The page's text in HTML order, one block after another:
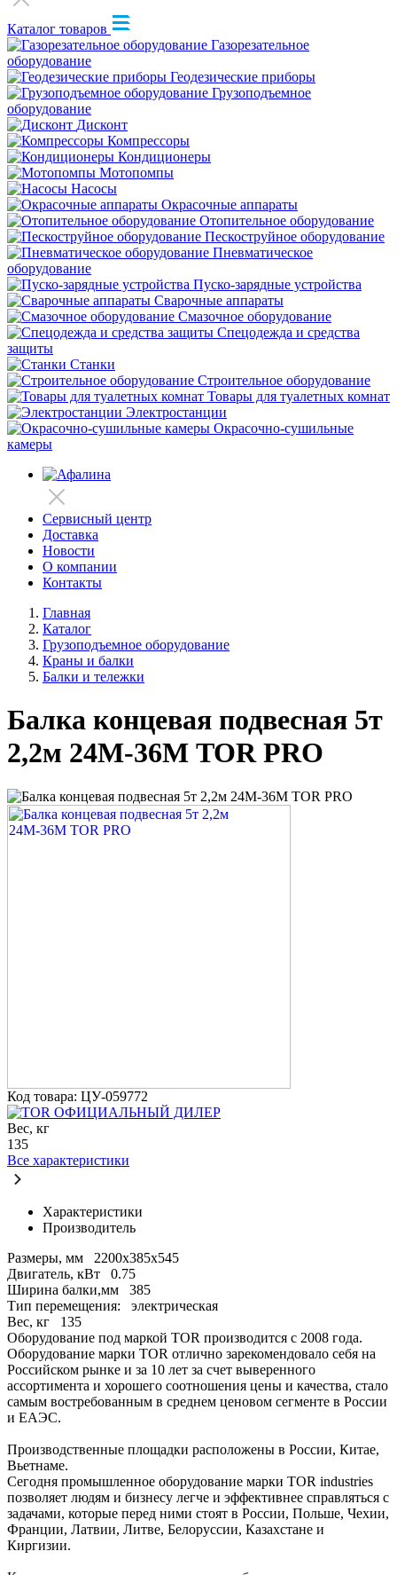
Каталог товаров
Газорезательное
оборудование
Геодезические приборы
Грузоподъемное
оборудование
Дисконт
Компрессоры
Кондиционеры
Мотопомпы
Насосы
Окрасочные аппараты
Отопительное оборудование
Пескоструйное оборудование
Пневматическое
оборудование
Пуско-зарядные устройства
Сварочные аппараты
Смазочное оборудование
Спецодежда и средства
защиты
Станки
Строительное оборудование
Товары для туалетных комнат
Электростанции
Окрасочно-сушильные
камеры
Сервисный центр
Доставка
Новости
О компании
Контакты
Главная
Каталог
Грузоподъемное оборудование
Краны и балки
Балки и тележки
Балка концевая подвесная 5т
2,2м 24М-36М TOR PRO
Код товара: ЦУ-059772
ОФИЦИАЛЬНЫЙ ДИЛЕР
Вес, кг
135
Все характеристики
Характеристики
Производитель
Размеры, мм
2200х385х545
Двигатель, кВт
0.75
Ширина балки,мм
385
Тип перемещения:
электрическая
Вес, кг
135
Оборудование под маркой TOR производится с 2008 года.
Оборудование марки TOR отлично зарекомендовало себя на
Российском рынке и за 10 лет за счет выверенного
ассортимента и хорошего соотношения цены и качества, стало
самым востребованным в среднем ценовом сегменте в России
и ЕАЭС.
Производственные площадки расположены в России, Китае,
Вьетнаме.
Сегодня промышленное оборудование марки TOR industries
позволяет людям и бизнесу легче и эффективнее справляться с
задачами, которые перед ними стоят в России, Польше, Чехии,
Франции, Латвии, Литве, Белоруссии, Казахстане и
Киргизии.